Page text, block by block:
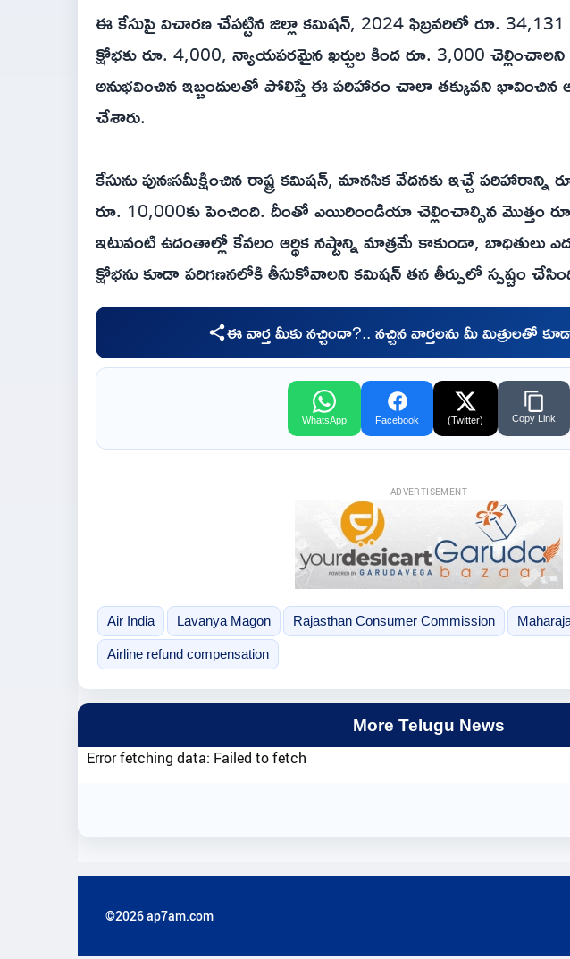
ఈ కేసుపై విచారణ చేపట్టిన జిల్లా కమిషన్, 2024 ఫిబ్రవరిలో రూ.
క్షోభకు రూ. 4,000, న్యాయపరమైన ఖర్చుల కింద రూ. 3,000
అనుభవించిన ఇబ్బందులతో పోలిస్తే ఈ పరిహారం చాలా తక్కువని భావించిన
చేశారు.
కేసును పునఃసమీక్షించిన రాష్ట్ర కమిషన్, మానసిక వేదనకు ఇచ్చే పరిహారాన్ని
రూ. 10,000కు పెంచింది. దీంతో ఎయిరింండియా చెల్లించాల్సిన మొత్తం
ఇటువంటి ఉదంతాల్లో కేవలం ఆర్థిక నష్టాన్ని మాత్రమే కాకుండా, బాధితులు
క్షోభను కూడా పరిగణనలోకి తీసుకోవాలని కమిషన్ తన తీర్పులో స్పష్టం
ఈ వార్త మీకు నచ్చిందా?.. నచ్చిన వార్తలను మీ మిత్రులతో
WhatsApp Facebook (Twitter) Copy Link
ADVERTISEMENT
Air India Lavanya Magon Rajasthan Consumer Commission
Airline refund compensation
More Telugu News
Error fetching data: Failed to fetch
©2026 ap7am.com